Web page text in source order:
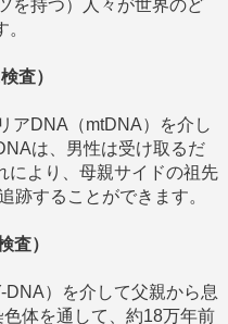
を持つ）人々が世界のど
査）
アDNA（mtDNA）を介し
は、男性は受け取るだ
により、母親サイドの祖先
跡することができます。
査）
）を介して父親から息
体を通して、約18万年前